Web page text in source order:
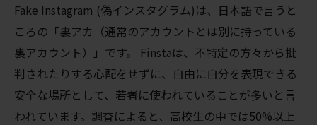
Fake Instagram (偽インスタグラム)は、日本語で言うと
ころの「裏アカ（通常のアカウントとは別に持っている
裏アカウント）」です。 Finstaは、不特定の方々から批
判されたりする心配をせずに、自由に自分を表現できる
安全な場所として、若者に使われていることが多いと言
われています。調査によると、高校生の中では50%以上